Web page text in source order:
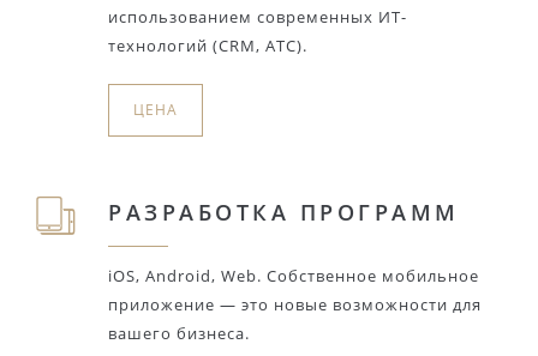
использованием современных ИТ-
технологий (CRM, АТС).
ЦЕНА
РАЗРАБОТКА ПРОГРАММ
iOS, Android, Web. Собственное мобильное
приложение — это новые возможности для
вашего бизнеса.